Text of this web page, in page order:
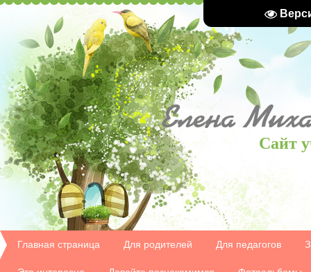
Елена
Сайт
Главная страница Для родителей Для педагогов